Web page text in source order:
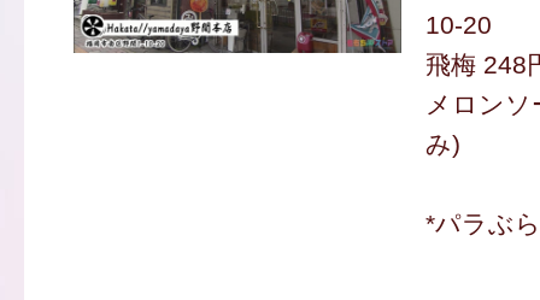
10-20
飛梅 248
メロン
み)
*パラぶ